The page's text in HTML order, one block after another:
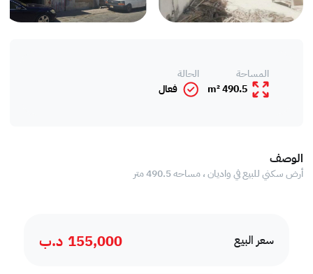
سعر البيع 155,000 د.ب
المساحة
490.5 m²
الحالة
فعال
الوصف
أرض سكني للبيع في واديان ، مساحه 490.5 متر